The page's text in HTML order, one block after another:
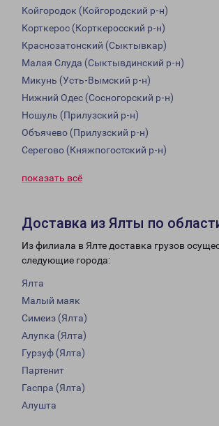
Койгородок (Койгородский р-н)
Корткерос (Корткеросский р-н)
Краснозатонский (Сыктывкар)
Малая Слуда (Сыктывдинский р-н)
Микунь (Усть-Вымский р-н)
Нижний Одес (Сосногорский р-н)
Ношуль (Прилузский р-н)
Объячево (Прилузский р-н)
Серегово (Княжпогостский р-н)
показать всё
Доставка из Ялты по
Из филиала в Ялте доставка грузов
следующие города:
Ялта
Малый маяк
Симеиз (Ялта)
Алупка (Ялта)
Гурзуф (Ялта)
Партенит
Гаспра (Ялта)
Алушта